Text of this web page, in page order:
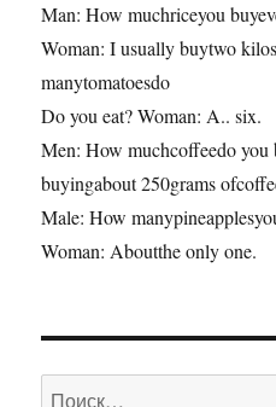
Man: How muchriceyou
Woman: I usually buytwo
manytomatoesdo
Do you eat? Woman: A.. six.
Men: How muchcoffeedo you
buyingabout 250grams
Male: How
Woman: Aboutthe only one.
Искать: